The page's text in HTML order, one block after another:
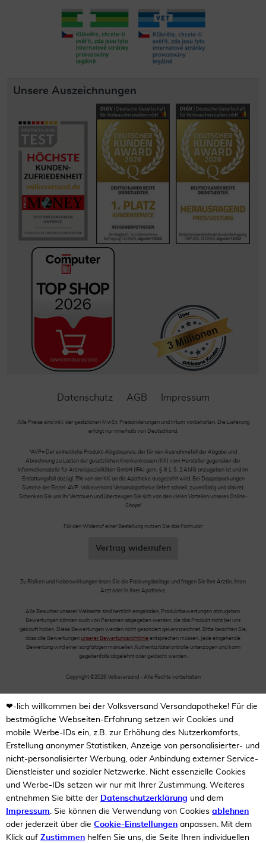
Unsere Auszeichnungen
Datenschutz AGB Impressum
Alle Preise sind inkl. der gestzlichen MwSt. Preisänderungen und Irrtum vorbehalten. Die Lieferung
erfolgt nur innerhalb von Deutschland.
*AVP= Der einheitliche Produkt-Abgabepreis, der für den Ausnahmefall der Abgabe und
Abrechnung zu Lasten der gesetzlichen Krankenkassen (KK) vom Hersteller gegenüber der
Informationsstelle für Arzneispezialitäten GmbH (IFA) gem. § III 1, S. 2 AMG anzugeben ist und im
Erstattungsfall abzügl. 5% von der KK an die Apotheke ausgezahlt wird. Bei Doppelpackungen
Summe der Einzel-AVP. Volksversand Versandapotheke liefert schnell, zuverlässig und diskret.
Schenken Sie uns Ihr Vertrauen und überzeugen Sie sich von den vielen Vorteilen unseres Online-
Shops!
Für den Widerruf einer Bestellung nutzen Sie das Formular:
Vertrag widerrufen
Zu Risiken und Nebenwirkungen lesen Sie die Packungsbeilage und fragen Sie Ihre Ärztin, Ihren
Arzt oder in Ihrer Apotheke.
Alle Besucher unserer Webseite sind herzlich eingeladen, Produktbewertungen abzugeben.
Bewertungen können auch von Personen abgegeben werden, die das Produkt nicht bei uns
gekauft haben. Diese Bewertungen werden nicht gesondert gekennzeichnet. Bitte beachten Sie,
dass alle Bewertungen unserer Bewertungsrichtlinie entsprechen müssen. Jede eingehende
Bewertung wird einer sorgfältigen manuellen Authentizitätskontrolle unterzogen und kann
gegebenfalls abgelehnt oder gelöscht werden.
Copyright ©2026 Volksversand - Alle Rechte vorbehalten
❤-lich willkommen bei der Volksversand Versandapotheke! Für die
bestmögliche Webseiten-Erfahrung setzen wir Cookies und
mobile Werbe-IDs ein, z.B. zur Erhöhung des Nutzerkomforts,
Erstellung anonymer Statistiken, Anzeige von personalisierter- und
nicht-personalisierter Werbung, oder Anbindung externer Service-
Dienstleister und sozialer Netzwerke. Nicht essenzielle Cookies
und Werbe-IDs setzen wir nur mit Ihrer Zustimmung. Weiteres
entnehmen Sie bitte der Datenschutzerklärung und dem
Impressum. Sie können die Verwendung von Cookies ablehnen
oder jederzeit über die Cookie-Einstellungen anpassen. Mit dem
Klick auf Zustimmen helfen Sie uns, die Seite Ihren individuellen